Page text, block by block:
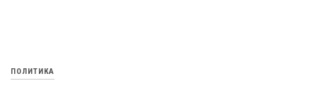
ПОЛИТИКА